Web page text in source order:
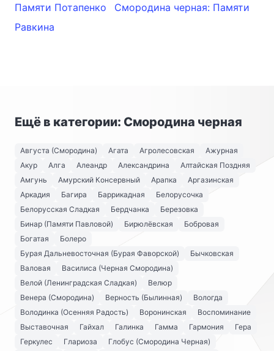
Памяти Потапенко
Смородина черная: Памяти
Равкина
Ещё в категории: Смородина черная
Августа (Смородина) Агата Агролесовская
Ажурная
Акур
Алга Алеандр Александрина
Алтайская Поздняя
Амгунь
Амурский Консервный Арапка
Аргазинская
Аркадия
Багира Баррикадная
Белорусочка
Белорусская Сладкая
Бердчанка
Березовка
Бинар (Памяти Павловой)
Бирюлёвская
Бобровая
Богатая
Болеро
Бурая Дальневосточная (Бурая Фаворской)
Бычковская
Валовая
Василиса (Черная Смородина)
Велой (Ленинградская Сладкая)
Велюр
Венера (Смородина)
Верность (Былинная)
Вологда
Володинка (Осенняя Радость)
Воронинская
Воспоминание
Выставочная
Гайхал Галинка Гамма Гармония
Гера
Геркулес
Глариоза
Глобус (Смородина Черная)